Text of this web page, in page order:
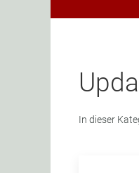
In dieser